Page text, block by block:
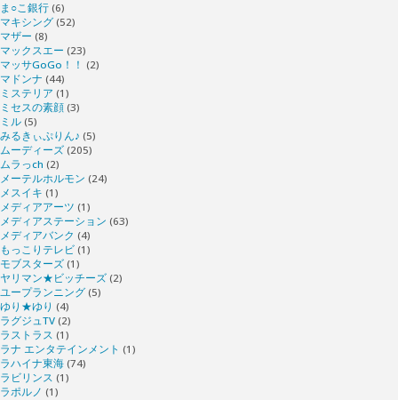
ま○こ銀行 (6)
マキシング (52)
マザー (8)
マックスエー (23)
マッサGoGo！！ (2)
マドンナ (44)
ミステリア (1)
ミセスの素顔 (3)
ミル (5)
みるきぃぷりん♪ (5)
ムーディーズ (205)
ムラっch (2)
メーテルホルモン (24)
メスイキ (1)
メディアアーツ (1)
メディアステーション (63)
メディアバンク (4)
もっこりテレビ (1)
モブスターズ (1)
ヤリマン★ビッチーズ (2)
ユープランニング (5)
ゆり★ゆり (4)
ラグジュTV (2)
ラストラス (1)
ラナ エンタテインメント (1)
ラハイナ東海 (74)
ラビリンス (1)
ラポルノ (1)